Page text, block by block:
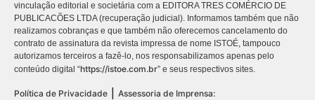
vinculação editorial e societária com a EDITORA TRES COMÉRCIO DE
PUBLICACÕES LTDA (recuperação judicial). Informamos também que não
realizamos cobranças e que também não oferecemos cancelamento do
contrato de assinatura da revista impressa de nome ISTOÉ, tampouco
autorizamos terceiros a fazê-lo, nos responsabilizamos apenas pelo
conteúdo digital “https://istoe.com.br” e seus respectivos sites.
Política de Privacidade Assessoria de Imprensa: